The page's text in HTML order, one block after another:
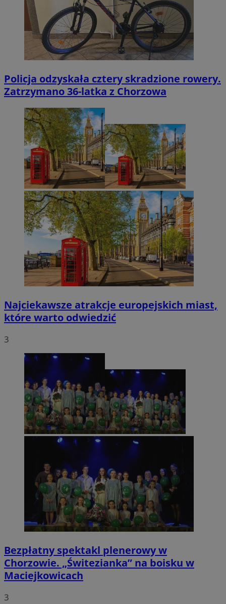
Policja odzyskała cztery skradzione rowery.
Zatrzymano 36-latka z Chorzowa
Najciekawsze atrakcje europejskich miast,
które warto odwiedzić
3
Bezpłatny spektakl plenerowy w
Chorzowie. „Świtezianka” na boisku w
Maciejkowicach
3